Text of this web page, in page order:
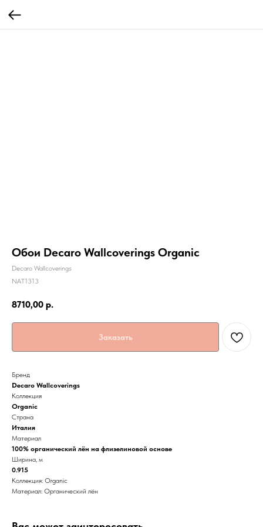
Обои Decaro Wallcoverings Organic
Decaro Wallcoverings
NAT1313
8710,00 р.
Заказать
Бренд
Decaro Wallcoverings
Коллекция
Organic
Страна
Италия
Материал
100% органический лён на флизелиновой основе
Ширина, м
0.915
Коллекция: Organic
Материал: Органический лён